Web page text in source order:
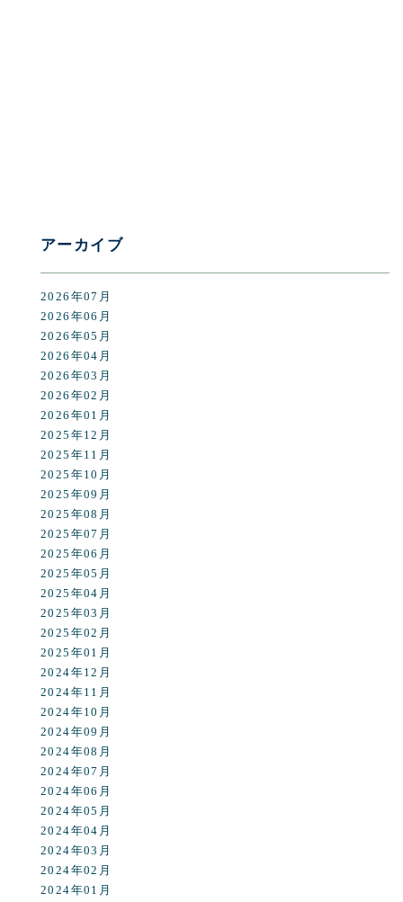
アーカイブ
2026年07月
2026年06月
2026年05月
2026年04月
2026年03月
2026年02月
2026年01月
2025年12月
2025年11月
2025年10月
2025年09月
2025年08月
2025年07月
2025年06月
2025年05月
2025年04月
2025年03月
2025年02月
2025年01月
2024年12月
2024年11月
2024年10月
2024年09月
2024年08月
2024年07月
2024年06月
2024年05月
2024年04月
2024年03月
2024年02月
2024年01月